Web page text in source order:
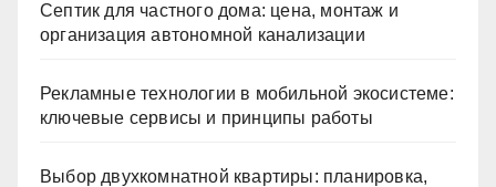
Септик для частного дома: цена, монтаж и
организация автономной канализации
Рекламные технологии в мобильной экосистеме:
ключевые сервисы и принципы работы
Выбор двухкомнатной квартиры: планировка,